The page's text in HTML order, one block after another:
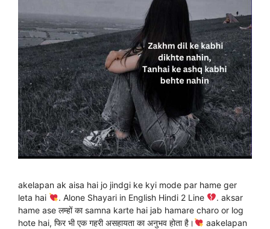
akelapan ak aisa hai jo jindgi ke kyi mode par hame ger
leta hai
. Alone Shayari in English Hindi 2 Line
. aksar
hame ase लम्हों का samna karte hai jab hamare charo or log
hote hai, फिर भी एक गहरी असहायता का अनुभव होता है।
aakelapan